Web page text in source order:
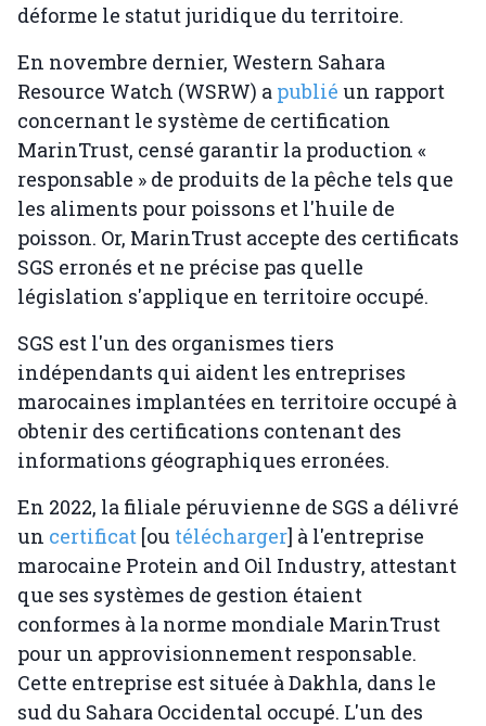
déforme le statut juridique du territoire.
En novembre dernier, Western Sahara
Resource Watch (WSRW) a publié un rapport
concernant le système de certification
MarinTrust, censé garantir la production «
responsable » de produits de la pêche tels que
les aliments pour poissons et l'huile de
poisson. Or, MarinTrust accepte des certificats
SGS erronés et ne précise pas quelle
législation s'applique en territoire occupé.
SGS est l'un des organismes tiers
indépendants qui aident les entreprises
marocaines implantées en territoire occupé à
obtenir des certifications contenant des
informations géographiques erronées.
En 2022, la filiale péruvienne de SGS a délivré
un certificat [ou télécharger] à l'entreprise
marocaine Protein and Oil Industry, attestant
que ses systèmes de gestion étaient
conformes à la norme mondiale MarinTrust
pour un approvisionnement responsable.
Cette entreprise est située à Dakhla, dans le
sud du Sahara Occidental occupé. L'un des